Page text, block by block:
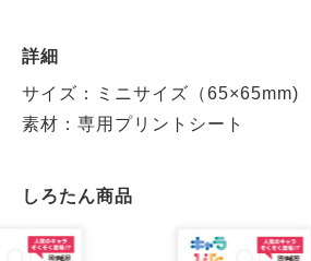
詳細
サイズ：ミニサイズ（65×65mm)
素材：専用プリントシート
しろたん商品